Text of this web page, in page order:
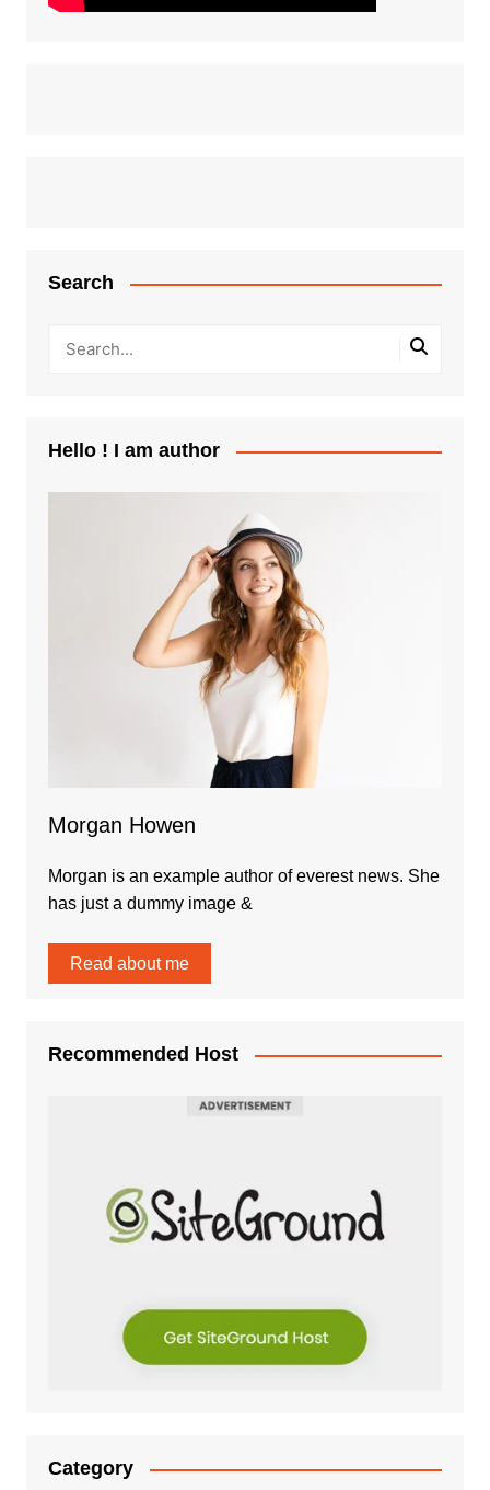
Search
Hello ! I am author
Morgan Howen
Morgan is an example author of everest news. She
has just a dummy image &
Read about me
Recommended Host
Category